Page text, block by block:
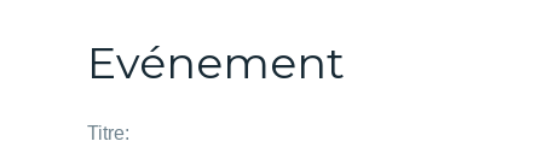
Evénement
Titre: